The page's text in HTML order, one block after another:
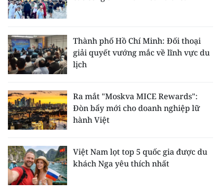
Thành phố Hồ Chí Minh: Đối thoại
giải quyết vướng mắc về lĩnh vực du
lịch
Ra mắt "Moskva MICE Rewards":
Đòn bẩy mới cho doanh nghiệp lữ
hành Việt
Việt Nam lọt top 5 quốc gia được du
khách Nga yêu thích nhất